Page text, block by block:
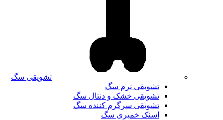
تشویقی سگ
تشویقی نرم سگ
تشویقی خشک و دنتال سگ
تشویقی سرگرم کننده سگ
اسنک خمیری سگ